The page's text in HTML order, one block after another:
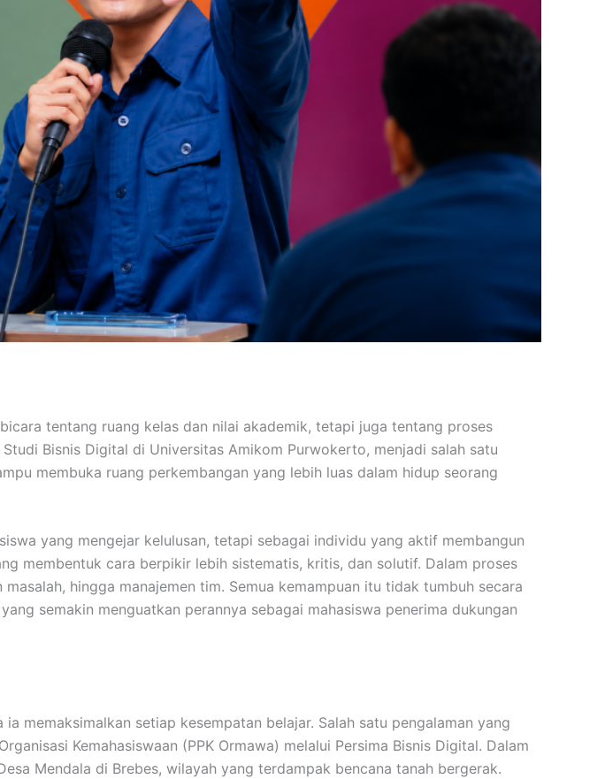
tentang ruang kelas dan nilai akademik, tetapi juga tentang proses
Bisnis Digital di Universitas Amikom Purwokerto, menjadi salah satu
membuka ruang perkembangan yang lebih luas dalam hidup seorang
yang mengejar kelulusan, tetapi sebagai individu yang aktif membangun
membentuk cara berpikir lebih sistematis, kritis, dan solutif. Dalam proses
hingga manajemen tim. Semua kemampuan itu tidak tumbuh secara
semakin menguatkan perannya sebagai mahasiswa penerima dukungan
memaksimalkan setiap kesempatan belajar. Salah satu pengalaman yang
Kemahasiswaan (PPK Ormawa) melalui Persima Bisnis Digital. Dalam
Mendala di Brebes, wilayah yang terdampak bencana tanah bergerak.